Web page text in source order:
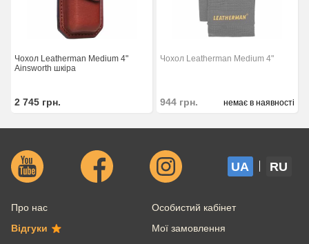
Чохол Leatherman Medium 4"
Ainsworth шкіра
2 745 грн.
Чохол Leatherman Medium 4"
944 грн. немає в наявності
UA RU
Про нас
Відгуки
Особистий кабінет
Мої замовлення